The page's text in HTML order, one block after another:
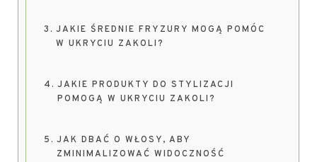
JAKIE ŚREDNIE FRYZURY MOGĄ POMÓC
W UKRYCIU ZAKOLI?
JAKIE PRODUKTY DO STYLIZACJI
POMOGĄ W UKRYCIU ZAKOLI?
JAK DBAĆ O WŁOSY, ABY
ZMINIMALIZOWAĆ WIDOCZNOŚĆ